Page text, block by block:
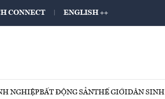
CONNECT ENGLISH ++
NGHIỆPBẤT ĐỘNG SẢNTHẾ GIỚIDÂN SINH